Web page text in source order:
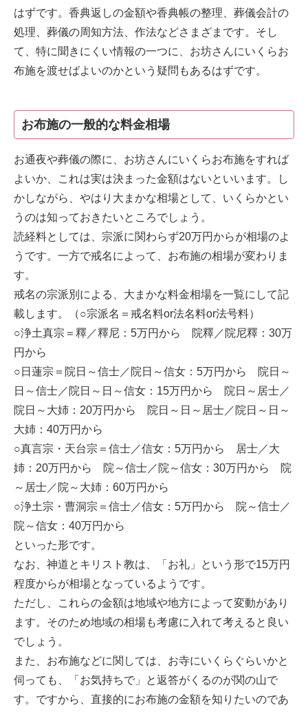
はずです。香典返しの金額や香典帳の整理、葬儀会計の
処理、葬儀の周知方法、作法などさまざまです。そし
て、特に聞きにくい情報の一つに、お坊さんにいくらお
布施を渡せばよいのかという疑問もあるはずです。
お布施の一般的な料金相場
お通夜や葬儀の際に、お坊さんにいくらお布施をすれば
よいか、これは実は決まった金額はないといいます。し
かしながら、やはり大まかな相場として、いくらかとい
うのは知っておきたいところでしょう。
読経料としては、宗派に関わらず20万円からが相場のよ
うです。一方で戒名によって、お布施の相場が変わりま
す。
戒名の宗派別による、大まかな料金相場を一覧にして記
載します。（○宗派名＝戒名料or法名料or法号料）
○浄土真宗＝釋／釋尼：5万円から 院釋／院尼釋：30万
円から
○日蓮宗＝院日～信士／院日～信女：5万円から 院日～
日～信士／院日～日～信女：15万円から 院日～居士／
院日～大姉：20万円から 院日～日～居士／院日～日～
大姉：40万円から
○真言宗・天台宗＝信士／信女：5万円から 居士／大
姉：20万円から 院～信士／院～信女：30万円から 院
～居士／院～大姉：60万円から
○浄土宗・曹洞宗＝信士／信女：5万円から 院～信士／
院～信女：40万円から
といった形です。
なお、神道とキリスト教は、「お礼」という形で15万円
程度からが相場となっているようです。
ただし、これらの金額は地域や地方によって変動があり
ます。そのため地域の相場も考慮に入れて考えると良い
でしょう。
また、お布施などに関しては、お寺にいくらぐらいかと
伺っても、「お気持ちで」と返答がくるのが関の山で
す。ですから、直接的にお布施の金額を知りたいのであ